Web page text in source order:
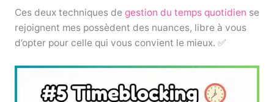
Ces deux techniques de gestion du temps quotidien se
rejoignent mes possèdent des nuances, libre à vous
d’opter pour celle qui vous convient le mieux. ✅